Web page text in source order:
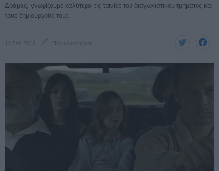
Δράμας, γνωρίζουμε καλύτερα τις ταινίες του διαγωνιστικού τμήματος και
τους δημιουργούς τους.
13 Σεπ 2013 Πόλυ Λυκούργου